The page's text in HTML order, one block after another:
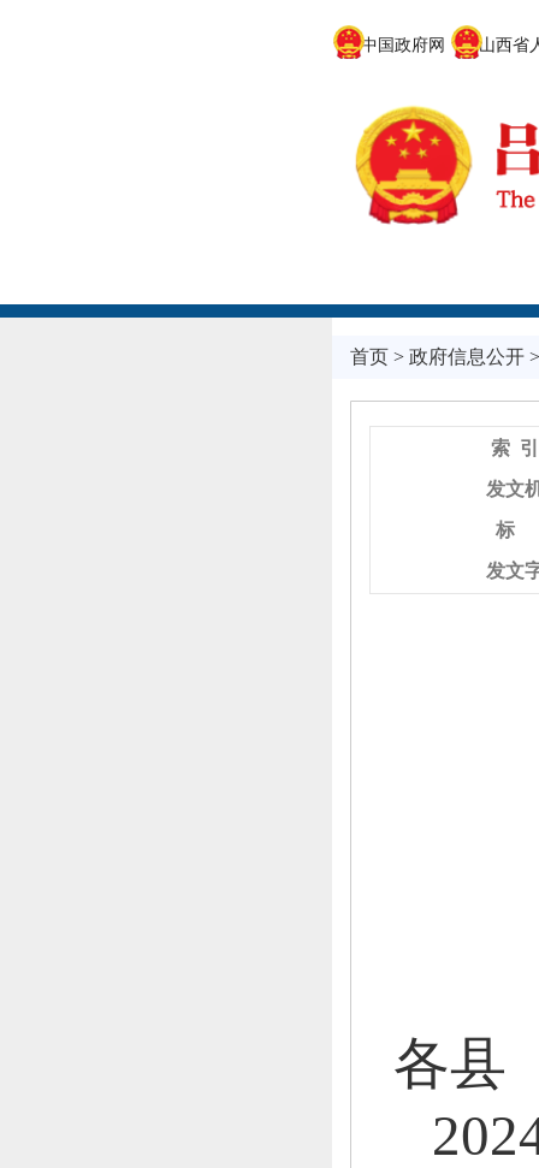
中国政府网 山西省人
首页> 政府信息公开
索
发文
标
发文
各县